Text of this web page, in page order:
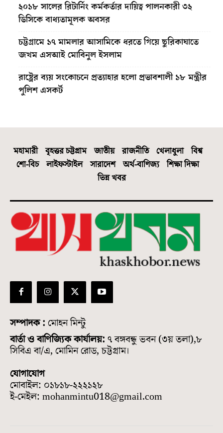
২০১৮ সালের রিটার্নিং কর্মকর্তার দায়িত্ব পালনকারী ৩২
ডিসিকে বাধ্যতামূলক অবসর
চট্টগ্রামে ১৭ মামলার আসামিকে ধরতে গিয়ে ছুরিকাঘাতে
জখম এসআই মোবিনুল ইসলাম
রাষ্ট্রের ব্যয় সংকোচনে প্রত্যাহার হলো প্রভাবশালী ১৮ মন্ত্রীর
পুলিশ এসকর্ট
মহামারী বৃহত্তর চট্টগ্রাম জাতীয় রাজনীতি খেলাধুলা
বিশ্ব
শো-বিচ
লাইফস্টাইল সারাদেশ অর্থ-বাণিজ্য
শিক্ষা দিক্ষা
ভিন্ন খবর
সম্পাদক : মোহন মিন্টু
বার্তা ও বাণিজ্যিক কার্যালয়: ৭ বঙ্গবন্ধু ভবন (৩য় তলা),৮
সিবিএ বা/এ, মোমিন রোড, চট্টগ্রাম।
যোগাযোগ
মোবাইল: ০১৮১৮-২২২১২৮
ই-মেইল: mohanmintu018@gmail.com